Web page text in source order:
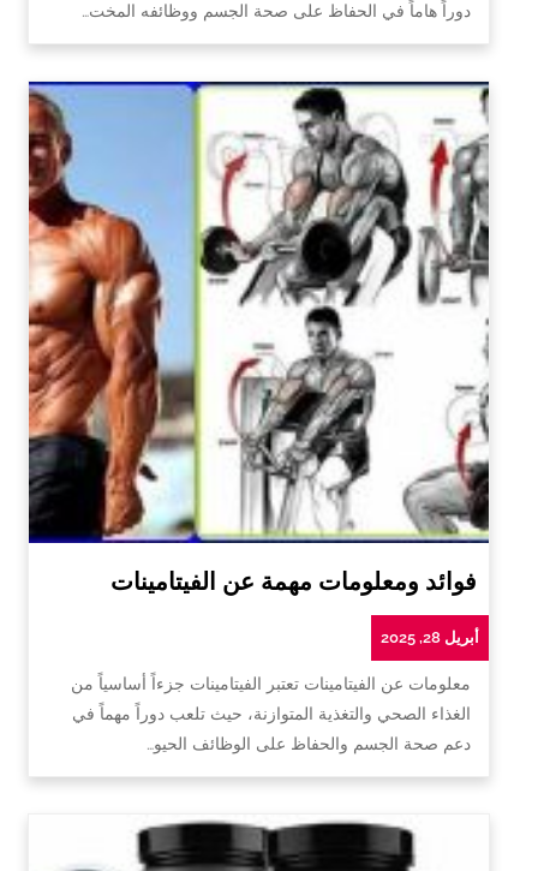
دوراً هاماً في الحفاظ على صحة الجسم ووظائفه المخت…
فوائد ومعلومات مهمة عن الفيتامينات
أبريل 28, 2025
معلومات عن الفيتامينات تعتبر الفيتامينات جزءاً أساسياً من
الغذاء الصحي والتغذية المتوازنة، حيث تلعب دوراً مهماً في
دعم صحة الجسم والحفاظ على الوظائف الحيو…